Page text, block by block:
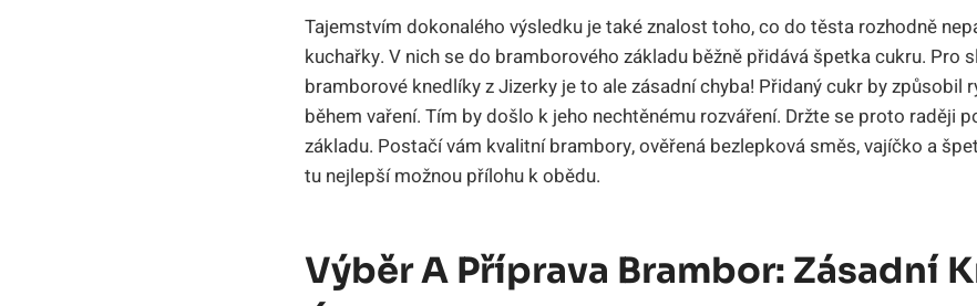
Tajemstvím dokonalého výsledku je také znalost toho, co do těsta rozhodně
kuchařky. V nich se do bramborového základu běžně přidává špetka cukru. Pro
bramborové knedlíky z Jizerky je to ale zásadní chyba! Přidaný cukr by způsobil
během vaření. Tím by došlo k jeho nechtěnému rozváření. Držte se proto raději
základu. Postačí vám kvalitní brambory, ověřená bezlepková směs, vajíčko a
tu nejlepší možnou přílohu k obědu.
Výběr A Příprava Brambor: Zásadní